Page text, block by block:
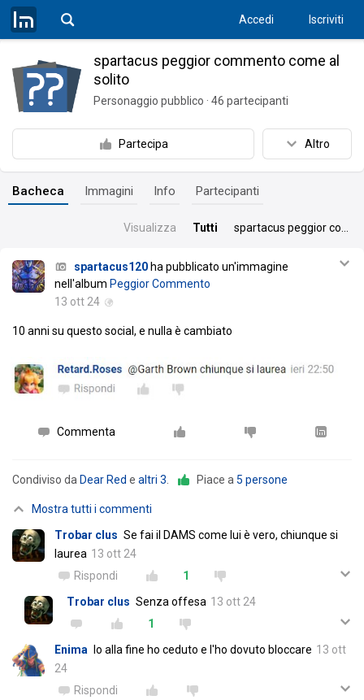
Accedi Iscriviti
spartacus peggior commento come al
solito
Personaggio pubblico · 46 partecipanti
Partecipa Altro
Bacheca Immagini Info Partecipanti
Visualizza Tutti
spartacus120 ha pubblicato un'immagine
nell'album Peggior Commento
13 ott 24
10 anni su questo social, e nulla è cambiato
Commenta
Condiviso da Dear Red e altri 3 Piace a 5 persone
Mostra tutti i commenti
Trobar clus Se fai il DAMS come lui è vero, chiunque si
laurea 13 ott 24
Rispondi
1
Trobar clus Senza offesa 13 ott 24
1
Enima
Io alla fine ho ceduto e l'ho dovuto bloccare 13 ott
24
Rispondi